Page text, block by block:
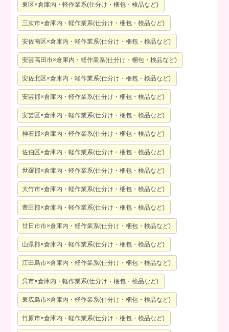
東区×倉庫内・軽作業系(仕分け・梱包・検品など)
三次市×倉庫内・軽作業系(仕分け・梱包・検品など)
安佐南区×倉庫内・軽作業系(仕分け・梱包・検品など)
安芸高田市×倉庫内・軽作業系(仕分け・梱包・検品など)
安佐北区×倉庫内・軽作業系(仕分け・梱包・検品など)
安芸郡×倉庫内・軽作業系(仕分け・梱包・検品など)
安芸区×倉庫内・軽作業系(仕分け・梱包・検品など)
神石郡×倉庫内・軽作業系(仕分け・梱包・検品など)
佐伯区×倉庫内・軽作業系(仕分け・梱包・検品など)
世羅郡×倉庫内・軽作業系(仕分け・梱包・検品など)
大竹市×倉庫内・軽作業系(仕分け・梱包・検品など)
豊田郡×倉庫内・軽作業系(仕分け・梱包・検品など)
廿日市市×倉庫内・軽作業系(仕分け・梱包・検品など)
山県郡×倉庫内・軽作業系(仕分け・梱包・検品など)
江田島市×倉庫内・軽作業系(仕分け・梱包・検品など)
呉市×倉庫内・軽作業系(仕分け・梱包・検品など)
東広島市×倉庫内・軽作業系(仕分け・梱包・検品など)
竹原市×倉庫内・軽作業系(仕分け・梱包・検品など)